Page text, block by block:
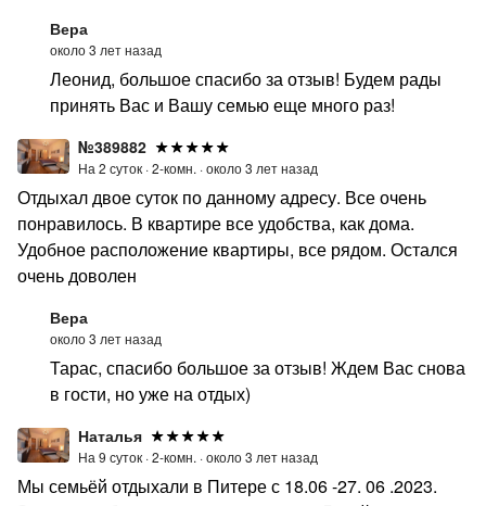
Вера
около 3 лет назад
Леонид, большое спасибо за отзыв! Будем рады
принять Вас и Вашу семью еще много раз!
№389882
На 2 суток ·2-комн. ·около 3 лет назад
Отдыхал двое суток по данному адресу. Все очень
понравилось. В квартире все удобства, как дома.
Удобное расположение квартиры, все рядом. Остался
очень доволен
Вера
около 3 лет назад
Тарас, спасибо большое за отзыв! Ждем Вас снова
в гости, но уже на отдых)
Наталья
На 9 суток ·2-комн. ·около 3 лет назад
Мы семьёй отдыхали в Питере с 18.06 -27. 06 .2023.